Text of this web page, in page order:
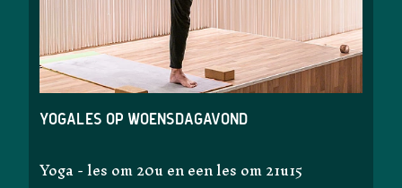
Yogales op woensdagavond
Yoga - les om 20u en een les om 21u15